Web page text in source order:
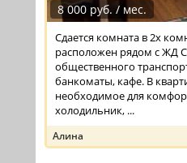
8 000 руб. / мес.
Сдается комната в 2х
расположен рядом с ЖД
общественного
банкоматы, кафе. В
необходимое для
холодильник, ...
Алина